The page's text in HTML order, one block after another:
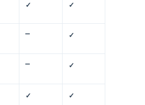
✓ ✓
⎻ ✓
⎻ ✓
✓ ✓